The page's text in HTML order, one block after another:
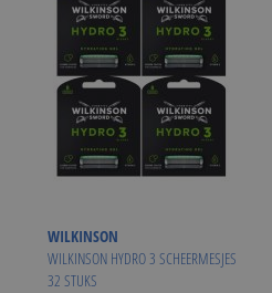
WILKINSON
WILKINSON HYDRO 3 SCHEERMESJES
32 STUKS